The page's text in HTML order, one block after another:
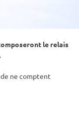
le relais
ne comptent